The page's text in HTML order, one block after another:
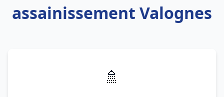
assainissement Valognes
🚿